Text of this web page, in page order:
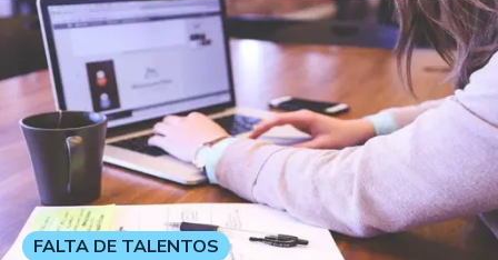
FALTA DE TALENTOS